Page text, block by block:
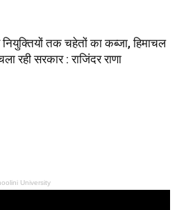
तक चहेतों का कब्जा, हिमाचल
रही सरकार : राजिंदर राणा
University